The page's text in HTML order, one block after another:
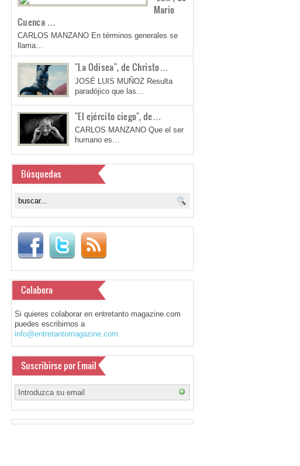
Mario
Cuenca …
CARLOS MANZANO En términos generales se
llama…
"La Odisea", de Christo…
JOSÉ LUIS MUÑOZ Resulta
paradójico que las…
"El ejército ciego", de…
CARLOS MANZANO Que el ser
humano es…
Búsquedas
Colabora
Si quieres colaborar en entretanto magazine.com
puedes escribirnos a
info@entretantomagazine.com
Suscribirse por Email